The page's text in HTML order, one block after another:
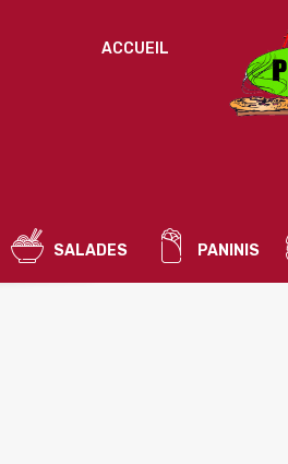
ACCUEIL
Mot de passe perdu ?
SALADES PANINIS